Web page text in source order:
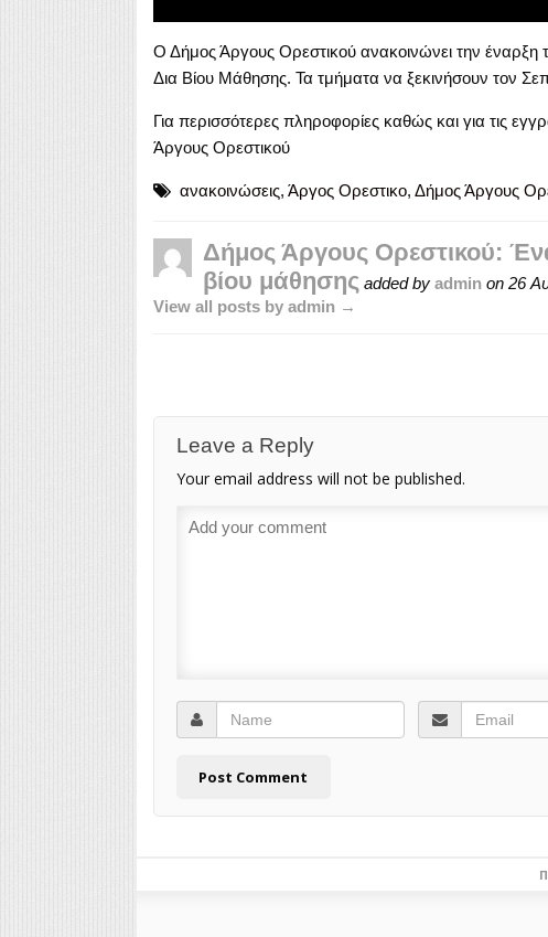
Ο Δήμος Άργους Ορεστικού ανακοινώνει την
Δια Βίου Μάθησης. Τα τμήματα να ξεκινήσουν τον
Για περισσότερες πληροφορίες καθώς και για τις
Άργους Ορεστικού
ανακοινώσεις, Άργος Ορεστικο, Δήμος Άργους
Δήμος Άργους Ορεστικού:
βίου μάθησης added by adminon 26
View all posts by admin →
Leave a Reply
Your email address will not be published.